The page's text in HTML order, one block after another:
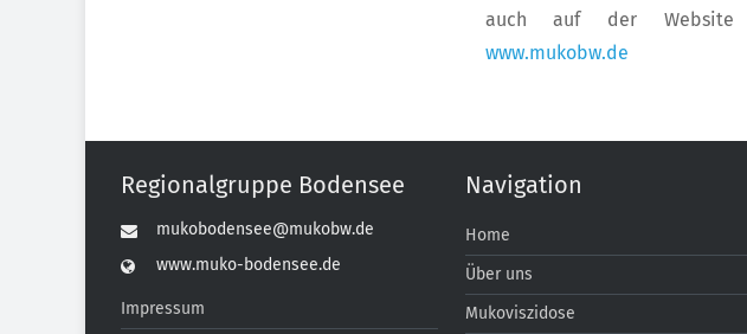
auch auf der Website
www.mukobw.de
Regionalgruppe Bodensee
mukobodensee@mukobw.de
www.muko-bodensee.de
Impressum
Navigation
Home
Über uns
Mukoviszidose